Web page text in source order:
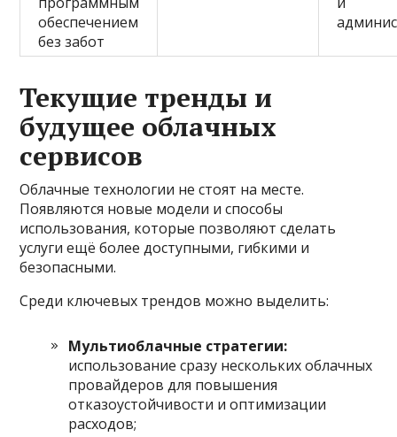
обеспечением
без забот
Текущие тренды и
будущее облачных
сервисов
Облачные технологии не стоят на месте.
Появляются новые модели и способы
использования, которые позволяют сделать
услуги ещё более доступными, гибкими и
безопасными.
Среди ключевых трендов можно выделить:
Мультиоблачные стратегии:
использование сразу нескольких облачных
провайдеров для повышения
отказоустойчивости и оптимизации
расходов;